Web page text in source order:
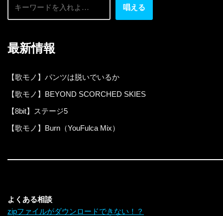
唱える
最新情報
【歌モノ】パンツは脱いでいるか
【歌モノ】BEYOND SCORCHED SKIES
【8bit】ステージ5
【歌モノ】Burn（YouFulca Mix）
よくある相談
zipファイルがダウンロードできない！？